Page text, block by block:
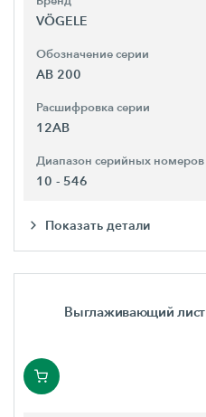
VÖGELE
Обозначение серии
AB 200
Расшифровка серии
12AB
Диапазон серийных номеров
10 - 546
Показать детали
Выглаживающий лист